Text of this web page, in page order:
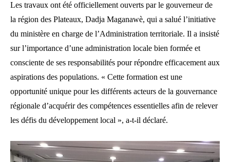
Les travaux ont été officiellement ouverts par le gouverneur de
la région des Plateaux, Dadja Maganawè, qui a salué l’initiative
du ministère en charge de l’Administration territoriale. Il a insisté
sur l’importance d’une administration locale bien formée et
consciente de ses responsabilités pour répondre efficacement aux
aspirations des populations. « Cette formation est une
opportunité unique pour les différents acteurs de la gouvernance
régionale d’acquérir des compétences essentielles afin de relever
les défis du développement local », a-t-il déclaré.